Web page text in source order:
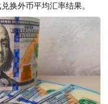
换外币平均汇率结果。